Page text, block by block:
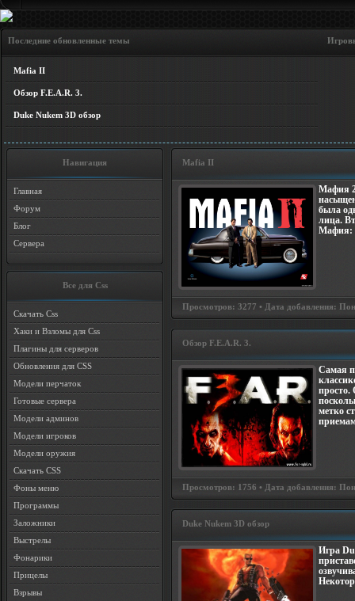
Последние обновленные темы Игровые
Mafia II
Обзор F.E.A.R. 3.
Duke Nukem 3D обзор
Навигация
Главная
Форум
Блог
Сервера
Все для Css
Скачать Css
Хаки и Взломы для Css
Плагины для серверов
Обновления для CSS
Модели перчаток
Готовые сервера
Модели админов
Модели игроков
Модели оружия
Скачать CSS
Фоны меню
Программы
Заложники
Выстрелы
Фонарики
Прицелы
Взрывы
Mafia II
Мафия
была
лица.
Мафия:
Просмотров: 3277 • Дата добавления:
Обзор F.E.A.R. 3.
Самая
просто.
метко
Просмотров: 1756 • Дата добавления:
Duke Nukem 3D обзор
Игра